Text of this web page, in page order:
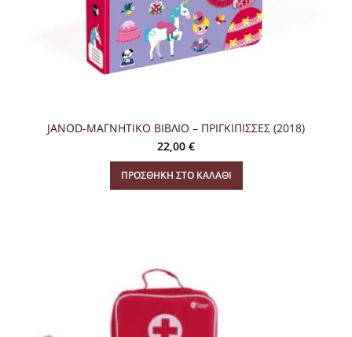
JANOD-ΜΑΓΝΗΤΙΚΟ ΒΙΒΛΙΟ – ΠΡΙΓΚΙΠΙΣΣΕΣ (2018)
22,00 €
ΠΡΟΣΘΉΚΗ ΣΤΟ ΚΑΛΆΘΙ